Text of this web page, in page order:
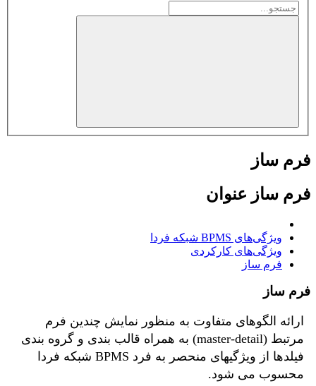
فرم ساز
فرم ساز عنوان
ویژگی‌های BPMS شبکه فردا
ویژگی‌های كاركردی
فرم ساز
فرم ساز
ارائه الگوهای متفاوت به منظور نمایش چندین فرم
مرتبط (master-detail) به همراه قالب بندی و گروه بندی
فیلدها از ویژگیهای منحصر به فرد BPMS شبکه فردا
محسوب می شود.